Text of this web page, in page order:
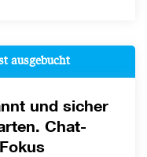
ausgebucht
und sicher
Chat-